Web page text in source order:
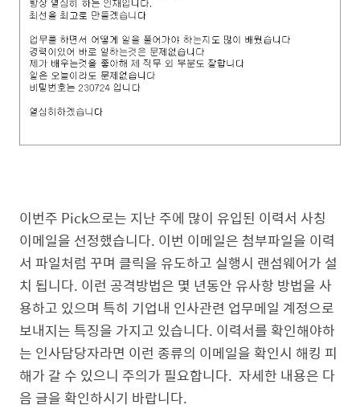
이번주 Pick으로는 지난 주에 많이 유입된 이력서 사칭
이메일을 선정했습니다. 이번 이메일은 첨부파일을 이력
서 파일처럼 꾸며 클릭을 유도하고 실행시 랜섬웨어가 설
치 됩니다. 이런 공격방법은 몇 년동안 유사항 방법을 사
용하고 있으며 특히 기업내 인사관련 업무메일 계정으로
보내지는 특징을 가지고 있습니다. 이력서를 확인해야하
는 인사담당자라면 이런 종류의 이메일을 확인시 해킹 피
해가 갈 수 있으니 주의가 필요합니다. 자세한 내용은 다
음 글을 확인하시기 바랍니다.